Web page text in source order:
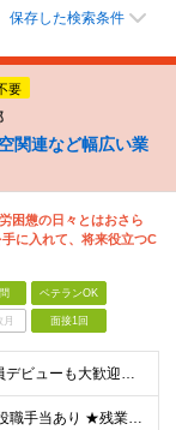
保存した検索条件
要
関連など幅広い業
困憊の日々とはおさら
に入れて、将来役立つC
ベテランOK
面接1回
◆未経験・第二新卒・正社員デビューも大歓迎／経験・知識ゼロでOK！ ◆学歴不問 ★人物重視 ★入社前の経験・スキルはゼロでOK CADの基本的な知識・操作経験がある方は歓迎します。 地方在住の方も
★通勤＆就業＆地域/住宅＆役職手当あり ★残業代は全額支給 ★選べる給与制度あり！ ■東京・神奈川・千葉・埼玉勤務の場合 月給24.5万円～55万円＋諸手当 （残業代は全額支給） (20,000円の